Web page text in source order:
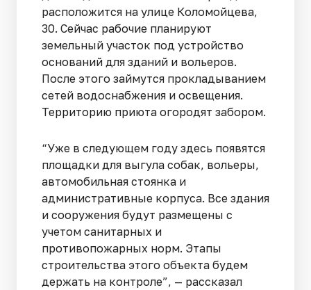
расположится на улице Коломойцева,
30. Сейчас рабочие планируют
земельный участок под устройство
оснований для зданий и вольеров.
После этого займутся прокладыванием
сетей водоснабжения и освещения.
Территорию приюта огородят забором.
“Уже в следующем году здесь появятся
площадки для выгула собак, вольеры,
автомобильная стоянка и
административные корпуса. Все здания
и сооружения будут размещены с
учетом санитарных и
противопожарных норм. Этапы
строительства этого объекта будем
держать на контроле”, — рассказал